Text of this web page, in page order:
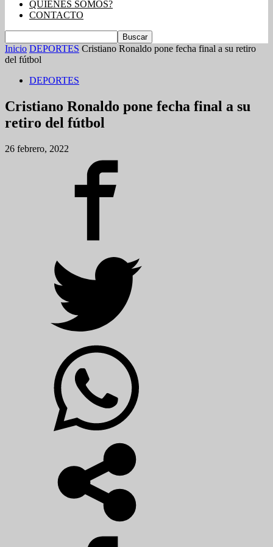
QUIENES SOMOS?
CONTACTO
Inicio DEPORTES Cristiano Ronaldo pone fecha final a su retiro
del fútbol
DEPORTES
Cristiano Ronaldo pone fecha final a su
retiro del fútbol
26 febrero, 2022